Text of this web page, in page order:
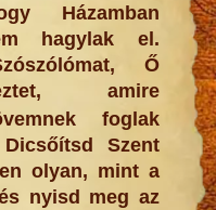
Házamban
hagylak el.
Ő
amire
foglak
Szent
olyan, mint a
nyisd meg az